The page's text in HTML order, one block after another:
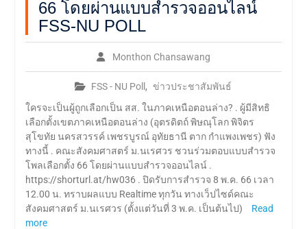
66 โดยผ่านแบบสำรวจออนไลน์
FSS-NU POLL
Monthon Chansawang
FSS - NU Poll , ข่าวประชาสัมพันธ์
ใครจะเป็นผู้ถูกเลือกเป็น สส. ในภาคเหนือตอนล่าง? . ผู้มีสิทธิ
เลือกตั้งเขตภาคเหนือตอนล่าง (อุตรดิตถ์ พิษณุโลก พิจิตร
สุโขทัย นครสวรรค์ เพชรบูรณ์ อุทัยธานี ตาก กำแพงเพชร) ฟัง
ทางนี้ . คณะสังคมศาสตร์ ม.นเรศวร ชวนร่วมตอบแบบสำรวจ
โพลเลือกตั้ง 66 โดยผ่านแบบสำรวจออนไลน์ .
https://shorturl.at/hw036 . ปิดรับการสำรวจ 8 พ.ค. 66 เวลา
12.00 น. ทราบผลแบบ Realtime ทุกวัน ทางเว็ปไซด์คณะ
สังคมศาสตร์ ม.นเรศวร (ตั้งแต่วันที่ 3 พ.ค. เป็นต้นไป)
Read
more